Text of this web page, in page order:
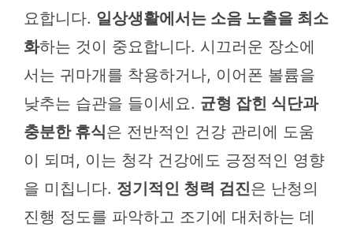
요합니다. 일상생활에서는 소음 노출을 최소
화하는 것이 중요합니다. 시끄러운 장소에
서는 귀마개를 착용하거나, 이어폰 볼륨을
낮추는 습관을 들이세요. 균형 잡힌 식단과
충분한 휴식은 전반적인 건강 관리에 도움
이 되며, 이는 청각 건강에도 긍정적인 영향
을 미칩니다. 정기적인 청력 검진은 난청의
진행 정도를 파악하고 조기에 대처하는 데